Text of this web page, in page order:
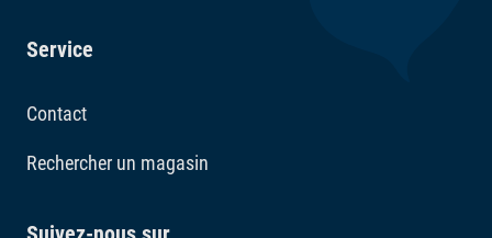
Service
Contact
Rechercher un magasin